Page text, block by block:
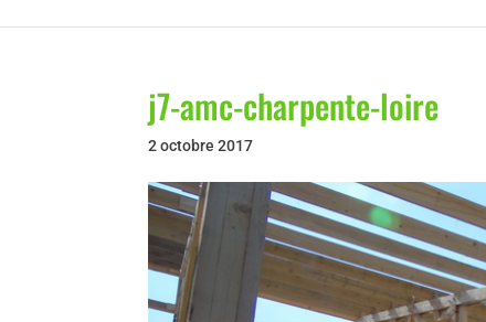
j7-amc-charpente-loire
2 octobre 2017